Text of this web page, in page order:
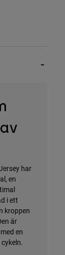
har
en
i ett
kroppen
är
en